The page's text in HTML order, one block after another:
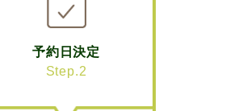
予約日決定
Step.2